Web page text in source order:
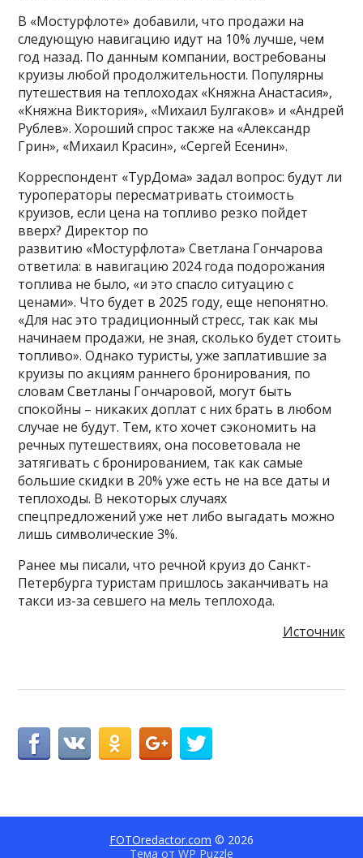
В «Мостурфлоте» добавили, что продажи на
следующую навигацию идут на 10% лучше, чем
год назад. По данным компании, востребованы
круизы любой продолжительности. Популярны
путешествия на теплоходах «Княжна Анастасия»,
«Княжна Виктория», «Михаил Булгаков» и «Андрей
Рублев». Хороший спрос также на «Александр
Грин», «Михаил Красин», «Сергей Есенин».
Корреспондент «ТурДома» задал вопрос: будут ли
туроператоры пересматривать стоимость
круизов, если цена на топливо резко пойдет
вверх? Директор по
развитию «Мостурфлота» Светлана Гончарова
ответила: в навигацию 2024 года подорожания
топлива не было, «и это спасло ситуацию с
ценами». Что будет в 2025 году, еще непонятно.
«Для нас это традиционный стресс, так как мы
начинаем продажи, не зная, сколько будет стоить
топливо». Однако туристы, уже заплатившие за
круизы по акциям раннего бронирования, по
словам Светланы Гончаровой, могут быть
спокойны – никаких доплат с них брать в любом
случае не будут. Тем, кто хочет сэкономить на
речных путешествиях, она посоветовала не
затягивать с бронированием, так как самые
большие скидки в 20% уже есть не на все даты и
теплоходы. В некоторых случаях
спецпредложений уже нет либо выгадать можно
лишь символические 3%.
Ранее мы писали, что речной круиз до Санкт-
Петербурга туристам пришлось заканчивать на
такси из-за севшего на мель теплохода.
Источник
FOTOredactor.com © 2026
Тема от WP Puzzle